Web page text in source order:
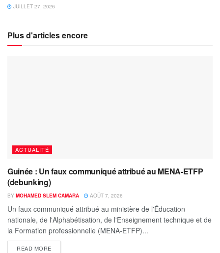
JUILLET 27, 2026
Plus d'articles encore
ACTUALITÉ
Guinée : Un faux communiqué attribué au MENA-ETFP
(debunking)
BY MOHAMED SLEM CAMARA AOÛT 7, 2026
Un faux communiqué attribué au ministère de l'Éducation
nationale, de l'Alphabétisation, de l'Enseignement technique et de
la Formation professionnelle (MENA-ETFP)...
READ MORE